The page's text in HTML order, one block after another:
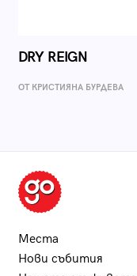
DRY REIGN
ОТ КРИСТИЯНА БУРДЕВА
Места
Нови събития